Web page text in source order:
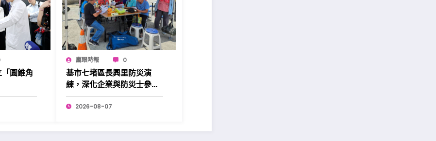
圓錐角
鷹眼時報 0
基市七堵區長興里防災演
練，深化企業與防災士參與
更添韌性。
2026-08-07